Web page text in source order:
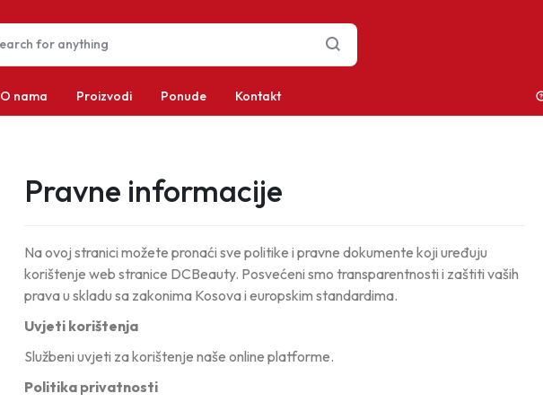
O nama Proizvodi Ponude Kontakt
Pravne informacije
Na ovoj stranici možete pronaći sve politike i pravne dokumente koji uređuju
korištenje web stranice DCBeauty. Posvećeni smo transparentnosti i zaštiti vaših
prava u skladu sa zakonima Kosova i europskim standardima.
Uvjeti korištenja
Službeni uvjeti za korištenje naše online platforme.
Politika privatnosti